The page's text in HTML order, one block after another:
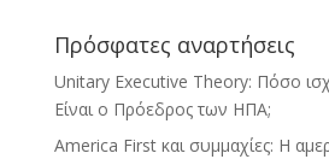
Πρόσφατες αναρτήσεις
Unitary Executive Theory: Πόσο
Είναι ο Πρόεδρος των ΗΠΑ;
America First και συμμαχίες: Η